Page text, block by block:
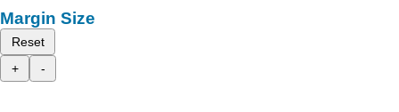
Margin Size
Reset
+
-